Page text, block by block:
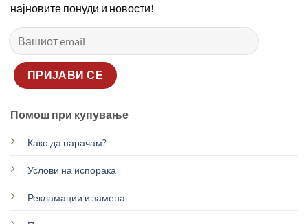
најновите понуди и новости!
Помош при купување
Како да нарачам?
Услови на испорака
Рекламации и замена